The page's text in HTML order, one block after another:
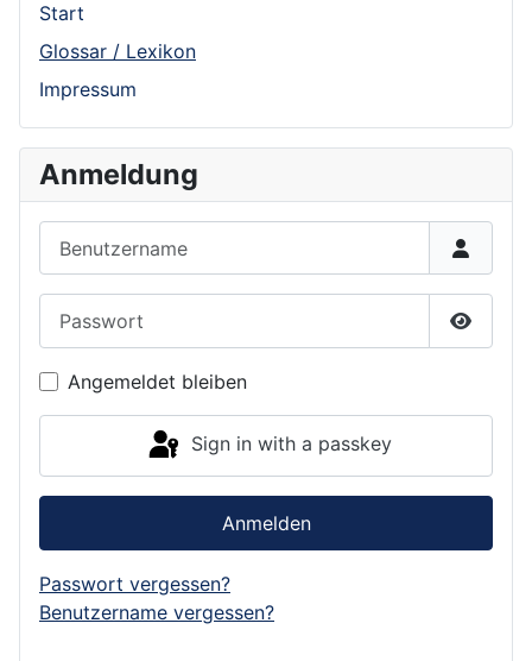
Start
Glossar / Lexikon
Impressum
Anmeldung
Show
Angemeldet bleiben
Sign in with a passkey
Anmelden
Passwort vergessen?
Benutzername vergessen?